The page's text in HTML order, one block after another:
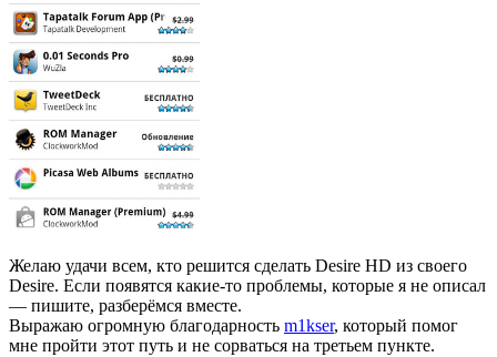
Желаю удачи всем, кто решится сделать Desire HD из своего
Desire. Если появятся какие-то проблемы, которые я не описал
— пишите, разберёмся вместе.
Выражаю огромную благодарность m1kser, который помог
мне пройти этот путь и не сорваться на третьем пункте.